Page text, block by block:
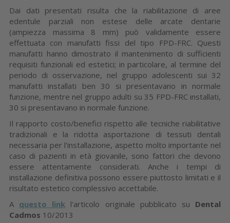
Dai dati presentati risulta che la riabilitazione di aree
edentule parziali non estese delle arcate dentarie
(ampiezza massima 8 mm) può validamente essere
effettuata con manufatti fissi del tipo FPD-FRC. Questi
manufatti hanno dimostrato il mantenimento di sufficienti
requisiti funzionali ed estetici; in particolare, al termine del
periodo di osservazione, nel gruppo adolescenti sui 32
manufatti installati ben 30 si presentavano in normale
funzione, mentre nel gruppo adulti su 35 FPD-FRC installati,
30 si presentavano in normale funzione.
Il rapporto costo/benefici rispetto alle tecniche riabilitative
tradizionali e la ridotta asportazione di tessuti dentali
necessaria per l'installazione, aspetto molto importante nel
caso di pazienti in età giovanile, sono fattori che devono
essere attentamente considerati. Anche i tempi di
installazione definitiva possono essere piuttosto limitati e il
risultato estetico complessivo accettabile.
A questo link l'articolo originale pubblicato su Dental
Cadmos 10/2013